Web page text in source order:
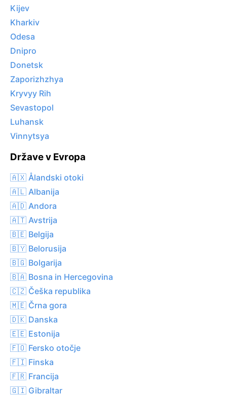
Kijev
Kharkiv
Odesa
Dnipro
Donetsk
Zaporizhzhya
Kryvyy Rih
Sevastopol
Luhansk
Vinnytsya
Države v Evropa
🇦🇽 Ålandski otoki
🇦🇱 Albanija
🇦🇩 Andora
🇦🇹 Avstrija
🇧🇪 Belgija
🇧🇾 Belorusija
🇧🇬 Bolgarija
🇧🇦 Bosna in Hercegovina
🇨🇿 Češka republika
🇲🇪 Črna gora
🇩🇰 Danska
🇪🇪 Estonija
🇫🇴 Fersko otočje
🇫🇮 Finska
🇫🇷 Francija
🇬🇮 Gibraltar